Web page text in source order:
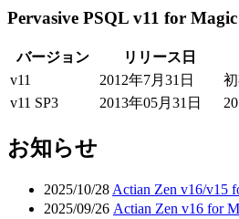
Pervasive PSQL v11 for Magic
バージョン リリース日
v11
2012年7月31日
v11 SP3
2013年05月31日
お知らせ
2025/10/28 Actian Zen v16/v15
2025/09/26 Actian Zen v16 for